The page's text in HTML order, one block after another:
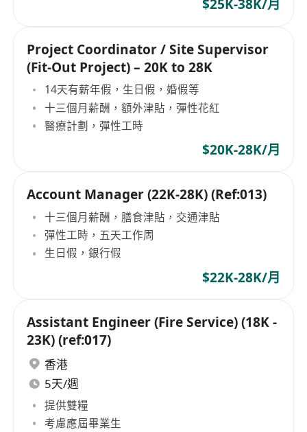
$25K-38K/月
Project Coordinator / Site Supervisor
(Fit-Out Project) – 20K to 28K
14天有薪年假，生日假，婚假等
十三個月薪酬，額外津貼，彈性花紅
醫療計劃，彈性工時
$20K-28K/月
Account Manager (22K-28K) (Ref:013)
十三個月薪酬，膳食津貼，交通津貼
彈性工時，五天工作周
生日假，銀行假
$22K-28K/月
Assistant Engineer (Fire Service) (18K -
23K) (ref:017)
香港
5天/週
提供雙糧
考慮應屆畢業生